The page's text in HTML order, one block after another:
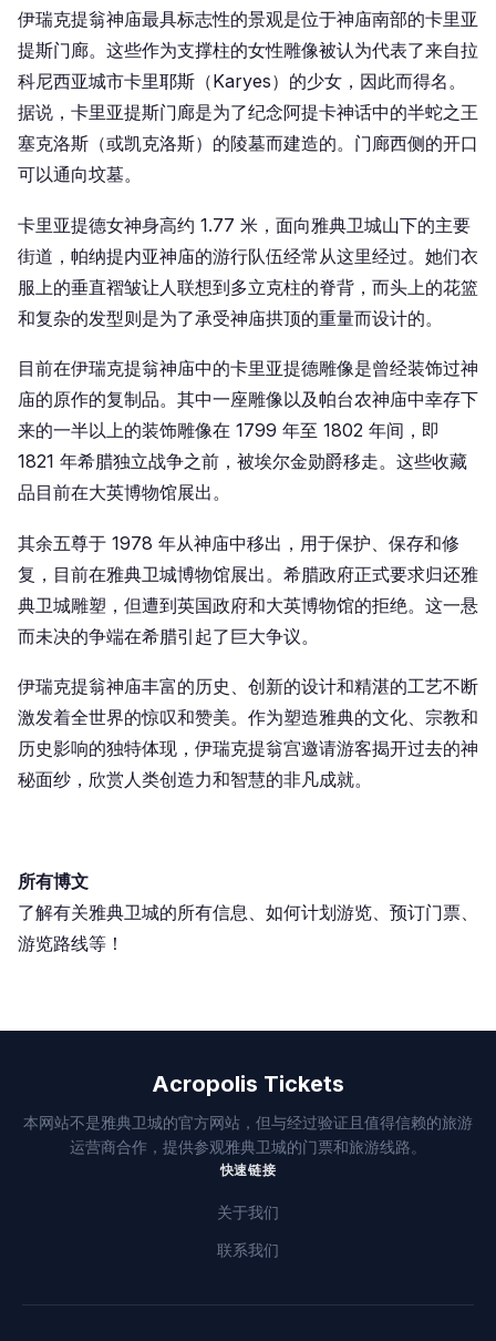
伊瑞克提翁神庙最具标志性的景观是位于神庙南部的卡里亚
提斯门廊。这些作为支撑柱的女性雕像被认为代表了来自拉
科尼西亚城市卡里耶斯（Karyes）的少女，因此而得名。
据说，卡里亚提斯门廊是为了纪念阿提卡神话中的半蛇之王
塞克洛斯（或凯克洛斯）的陵墓而建造的。门廊西侧的开口
可以通向坟墓。
卡里亚提德女神身高约 1.77 米，面向雅典卫城山下的主要
街道，帕纳提内亚神庙的游行队伍经常从这里经过。她们衣
服上的垂直褶皱让人联想到多立克柱的脊背，而头上的花篮
和复杂的发型则是为了承受神庙拱顶的重量而设计的。
目前在伊瑞克提翁神庙中的卡里亚提德雕像是曾经装饰过神
庙的原作的复制品。其中一座雕像以及帕台农神庙中幸存下
来的一半以上的装饰雕像在 1799 年至 1802 年间，即
1821 年希腊独立战争之前，被埃尔金勋爵移走。这些收藏
品目前在大英博物馆展出。
其余五尊于 1978 年从神庙中移出，用于保护、保存和修
复，目前在雅典卫城博物馆展出。希腊政府正式要求归还雅
典卫城雕塑，但遭到英国政府和大英博物馆的拒绝。这一悬
而未决的争端在希腊引起了巨大争议。
伊瑞克提翁神庙丰富的历史、创新的设计和精湛的工艺不断
激发着全世界的惊叹和赞美。作为塑造雅典的文化、宗教和
历史影响的独特体现，伊瑞克提翁宫邀请游客揭开过去的神
秘面纱，欣赏人类创造力和智慧的非凡成就。
所有博文
了解有关雅典卫城的所有信息、如何计划游览、预订门票、
游览路线等！
Acropolis Tickets
本网站不是雅典卫城的官方网站，但与经过验证且值得信赖的旅游
运营商合作，提供参观雅典卫城的门票和旅游线路。
快速链接
关于我们
联系我们